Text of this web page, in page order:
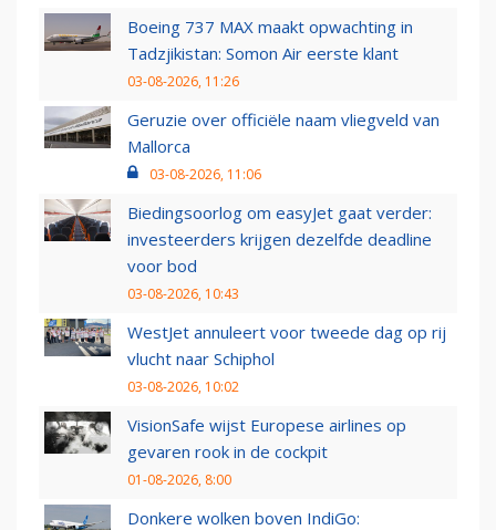
Boeing 737 MAX maakt opwachting in
Tadzjikistan: Somon Air eerste klant
03-08-2026, 11:26
Geruzie over officiële naam vliegveld van
Mallorca
03-08-2026, 11:06
Biedingsoorlog om easyJet gaat verder:
investeerders krijgen dezelfde deadline
voor bod
03-08-2026, 10:43
WestJet annuleert voor tweede dag op rij
vlucht naar Schiphol
03-08-2026, 10:02
VisionSafe wijst Europese airlines op
gevaren rook in de cockpit
01-08-2026, 8:00
Donkere wolken boven IndiGo: